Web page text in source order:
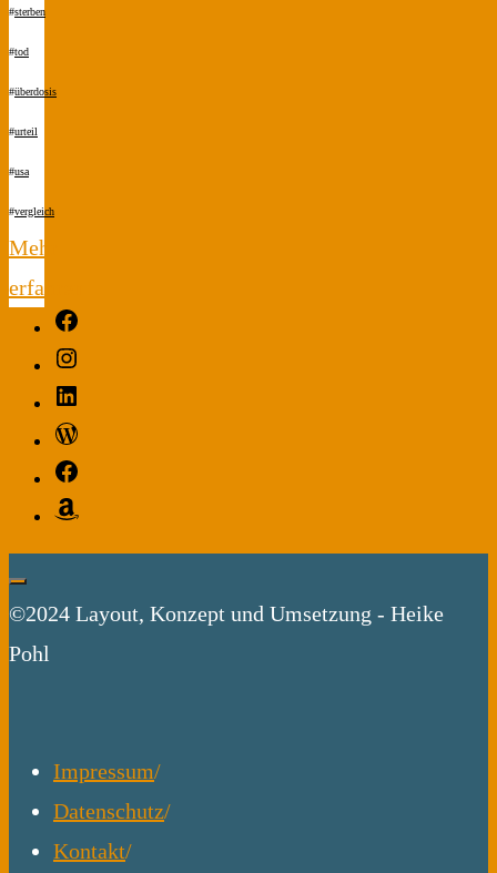
#sterben
#tod
#überdosis
#urteil
#usa
#vergleich
Mehr
erfahren
"Geld.
Macht.
Verbrechen."
©2024 Layout, Konzept und Umsetzung - Heike
Pohl
Impressum/
Datenschutz/
Kontakt/